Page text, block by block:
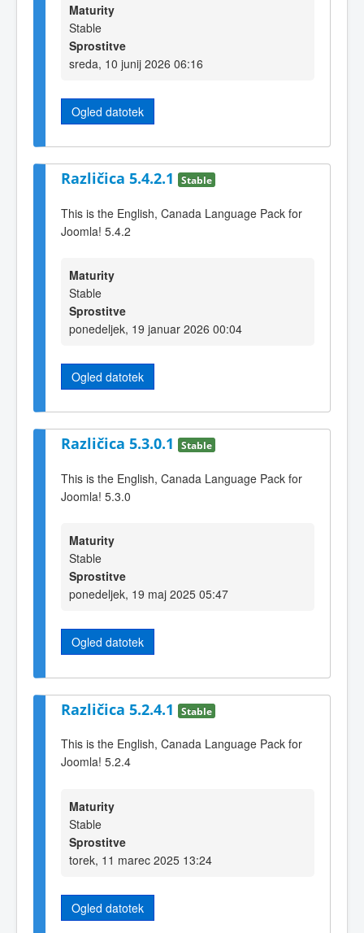
Maturity
Stable
Sprostitve
sreda, 10 junij 2026 06:16
Ogled datotek
Različica 5.4.2.1 Stable
This is the English, Canada Language Pack for
Joomla! 5.4.2
Maturity
Stable
Sprostitve
ponedeljek, 19 januar 2026 00:04
Ogled datotek
Različica 5.3.0.1 Stable
This is the English, Canada Language Pack for
Joomla! 5.3.0
Maturity
Stable
Sprostitve
ponedeljek, 19 maj 2025 05:47
Ogled datotek
Različica 5.2.4.1 Stable
This is the English, Canada Language Pack for
Joomla! 5.2.4
Maturity
Stable
Sprostitve
torek, 11 marec 2025 13:24
Ogled datotek